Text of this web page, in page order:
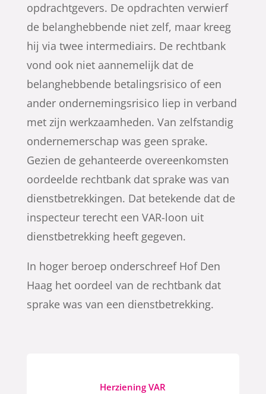
opdrachtgevers. De opdrachten verwierf
de belanghebbende niet zelf, maar kreeg
hij via twee intermediairs. De rechtbank
vond ook niet aannemelijk dat de
belanghebbende betalingsrisico of een
ander ondernemingsrisico liep in verband
met zijn werkzaamheden. Van zelfstandig
ondernemerschap was geen sprake.
Gezien de gehanteerde overeenkomsten
oordeelde rechtbank dat sprake was van
dienstbetrekkingen. Dat betekende dat de
inspecteur terecht een VAR-loon uit
dienstbetrekking heeft gegeven.
In hoger beroep onderschreef Hof Den
Haag het oordeel van de rechtbank dat
sprake was van een dienstbetrekking.
Herziening VAR